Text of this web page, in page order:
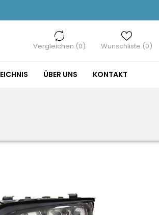
Wunschliste (0)
Vergleichen (0)
ÜBER UNS KONTAKT